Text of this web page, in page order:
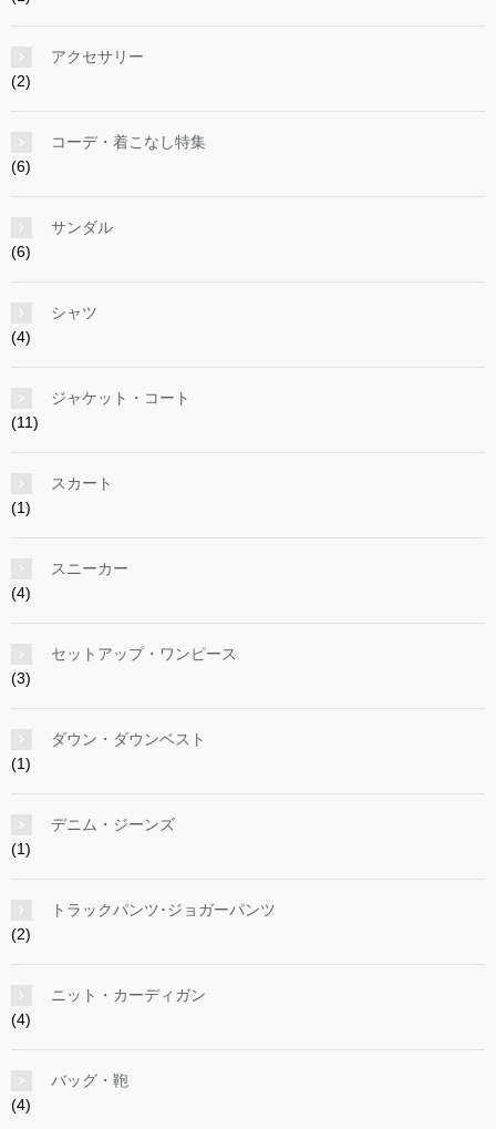
アクセサリー
(2)
コーデ・着こなし特集
(6)
サンダル
(6)
シャツ
(4)
ジャケット・コート
(11)
スカート
(1)
スニーカー
(4)
セットアップ・ワンピース
(3)
ダウン・ダウンベスト
(1)
デニム・ジーンズ
(1)
トラックパンツ･ジョガーパンツ
(2)
ニット・カーディガン
(4)
バッグ・鞄
(4)